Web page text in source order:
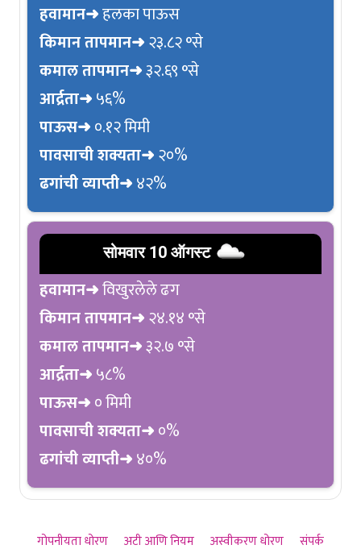
हवामान➜हलका पाऊस
किमान तापमान➜२३.८२ °से
कमाल तापमान➜३२.६९ °से
आर्द्रता➜५६%
पाऊस➜०.१२ मिमी
पावसाची शक्यता➜२०%
ढगांची व्याप्ती➜४२%
सोमवार 10 ऑगस्ट
हवामान➜विखुरलेले ढग
किमान तापमान➜२४.१४ °से
कमाल तापमान➜३२.७ °से
आर्द्रता➜५८%
पाऊस➜० मिमी
पावसाची शक्यता➜०%
ढगांची व्याप्ती➜४०%
गोपनीयता धोरण अटी आणि नियम अस्वीकरण धोरण संपर्क